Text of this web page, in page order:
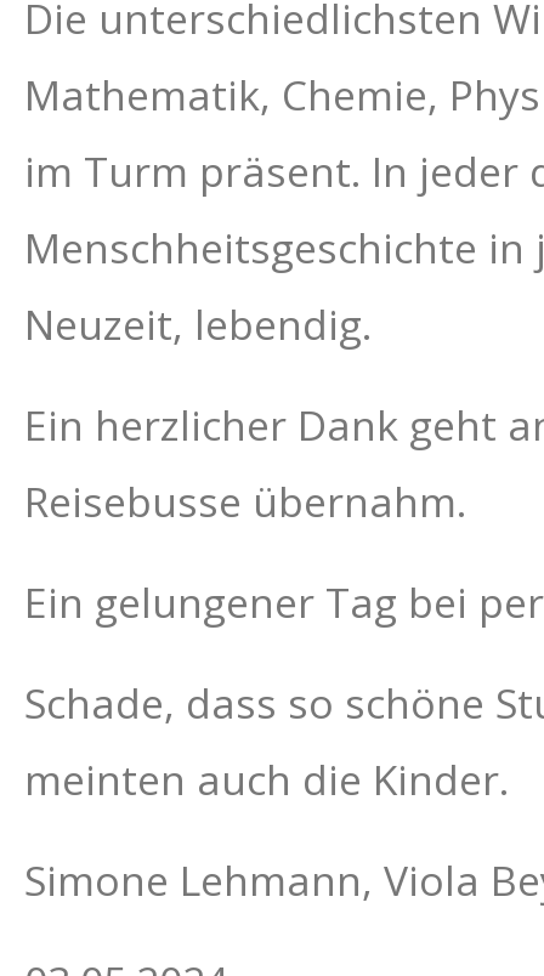
Die unterschiedlichsten
Mathematik, Chemie,
im Turm präsent. In jeder
Menschheitsgeschichte
Neuzeit, lebendig.
Ein herzlicher Dank geht
Reisebusse übernahm.
Ein gelungener Tag bei
Schade, dass so schöne
meinten auch die Kinder.
Simone Lehmann, Viola